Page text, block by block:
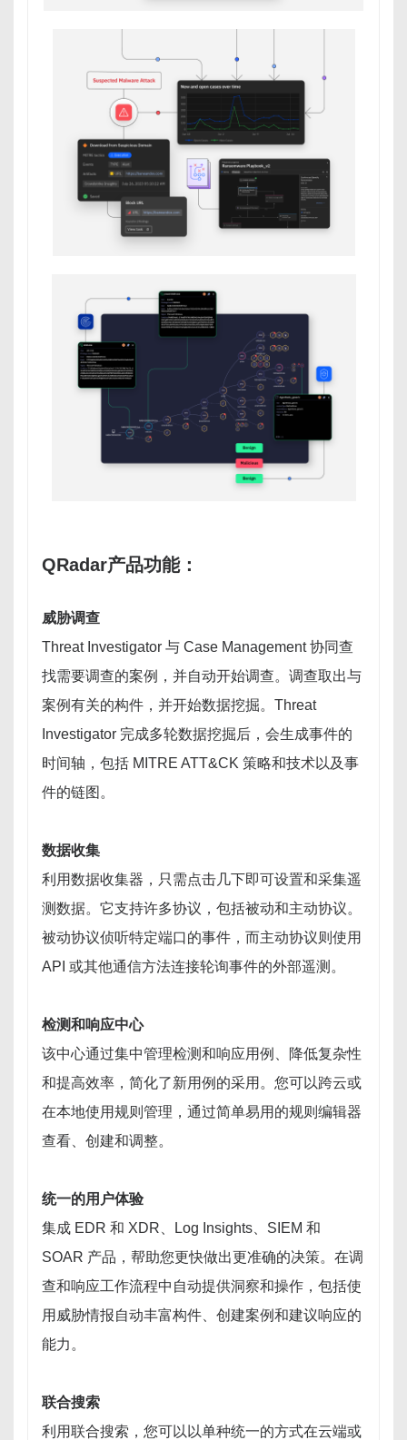
QRadar产品功能：
威胁调查
Threat Investigator 与 Case Management 协同查
找需要调查的案例，并自动开始调查。调查取出与
案例有关的构件，并开始数据挖掘。Threat
Investigator 完成多轮数据挖掘后，会生成事件的
时间轴，包括 MITRE ATT&CK 策略和技术以及事
件的链图。
数据收集
利用数据收集器，只需点击几下即可设置和采集遥
测数据。它支持许多协议，包括被动和主动协议。
被动协议侦听特定端口的事件，而主动协议则使用
API 或其他通信方法连接轮询事件的外部遥测。
检测和响应中心
该中心通过集中管理检测和响应用例、降低复杂性
和提高效率，简化了新用例的采用。您可以跨云或
在本地使用规则管理，通过简单易用的规则编辑器
查看、创建和调整。
统一的用户体验
集成 EDR 和 XDR、Log Insights、SIEM 和
SOAR 产品，帮助您更快做出更准确的决策。在调
查和响应工作流程中自动提供洞察和操作，包括使
用威胁情报自动丰富构件、创建案例和建议响应的
能力。
联合搜索
利用联合搜索，您可以以单种统一的方式在云端或